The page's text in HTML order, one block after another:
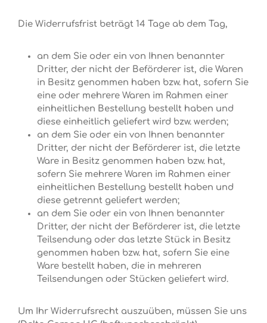
Die Widerrufsfrist beträgt 14 Tage ab dem Tag,
an dem Sie oder ein von Ihnen benannter
Dritter, der nicht der Beförderer ist, die Waren
in Besitz genommen haben bzw. hat, sofern Sie
eine oder mehrere Waren im Rahmen einer
einheitlichen Bestellung bestellt haben und
diese einheitlich geliefert wird bzw. werden;
an dem Sie oder ein von Ihnen benannter
Dritter, der nicht der Beförderer ist, die letzte
Ware in Besitz genommen haben bzw. hat,
sofern Sie mehrere Waren im Rahmen einer
einheitlichen Bestellung bestellt haben und
diese getrennt geliefert werden;
an dem Sie oder ein von Ihnen benannter
Dritter, der nicht der Beförderer ist, die letzte
Teilsendung oder das letzte Stück in Besitz
genommen haben bzw. hat, sofern Sie eine
Ware bestellt haben, die in mehreren
Teilsendungen oder Stücken geliefert wird.
Um Ihr Widerrufsrecht auszuüben, müssen Sie uns